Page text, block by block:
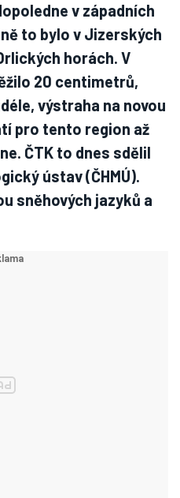
v západních
to bylo v Jizerských
horách. V
20 centimetrů,
výstraha na novou
pro tento region až
ČTK to dnes sdělil
ústav (ČHMÚ).
sněhových jazyků a